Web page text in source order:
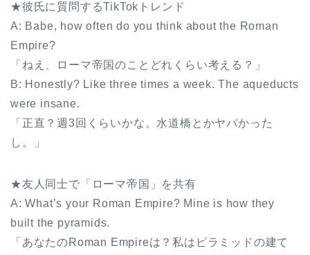
★彼氏に質問するTikTokトレンド
A: Babe, how often do you think about the Roman
Empire?
「ねえ、ローマ帝国のことどれくらい考える？」
B: Honestly? Like three times a week. The aqueducts
were insane.
「正直？週3回くらいかな。水道橋とかヤバかった
し。」
★友人同士で「ローマ帝国」を共有
A: What’s your Roman Empire? Mine is how they
built the pyramids.
「あなたのRoman Empireは？私はピラミッドの建て